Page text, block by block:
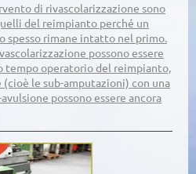
di rivascolarizzazione sono
del reimpianto perché un
spesso rimane intatto nel primo.
possono essere
tempo operatorio del reimpianto,
le sub-amputazioni) con una
possono essere ancora